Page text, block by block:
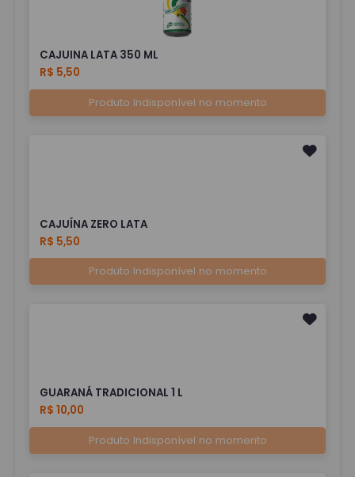
CAJUINA LATA 350 ML
R$ 5,50
Produto Indisponível no momento
CAJUÍNA ZERO LATA
R$ 5,50
Produto Indisponível no momento
GUARANÁ TRADICIONAL 1 L
R$ 10,00
Produto Indisponível no momento